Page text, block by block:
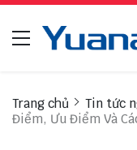
Trang chủ Tin tức
Điểm, Ưu Điểm Và